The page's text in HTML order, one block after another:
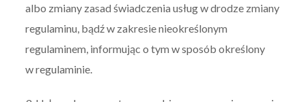
albo zmiany zasad świadczenia usług w drodze zmiany
regulaminu, bądź w zakresie nieokreślonym
regulaminem, informując o tym w sposób określony
w regulaminie.